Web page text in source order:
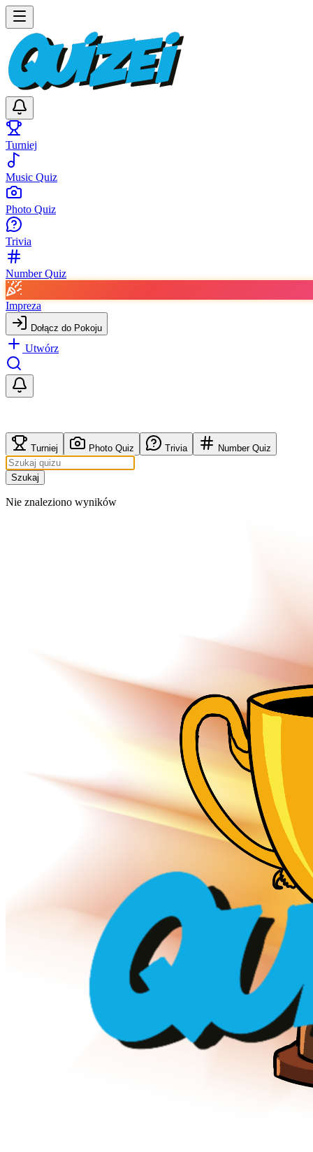
Turniej
Music Quiz
Photo Quiz
Trivia
Number Quiz
Impreza
Dołącz do Pokoju
Utwórz
Turniej Photo Quiz Trivia Number Quiz
Szukaj
Nie znaleziono wyników